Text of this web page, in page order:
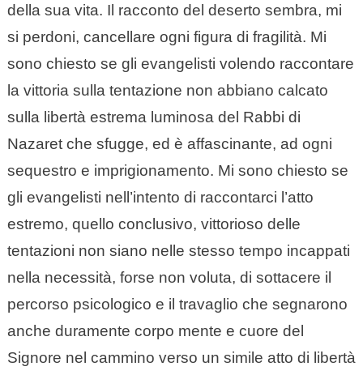
della sua vita. Il racconto del deserto sembra, mi
si perdoni, cancellare ogni figura di fragilità. Mi
sono chiesto se gli evangelisti volendo raccontare
la vittoria sulla tentazione non abbiano calcato
sulla libertà estrema luminosa del Rabbi di
Nazaret che sfugge, ed è affascinante, ad ogni
sequestro e imprigionamento. Mi sono chiesto se
gli evangelisti nell’intento di raccontarci l’atto
estremo, quello conclusivo, vittorioso delle
tentazioni non siano nelle stesso tempo incappati
nella necessità, forse non voluta, di sottacere il
percorso psicologico e il travaglio che segnarono
anche duramente corpo mente e cuore del
Signore nel cammino verso un simile atto di libertà